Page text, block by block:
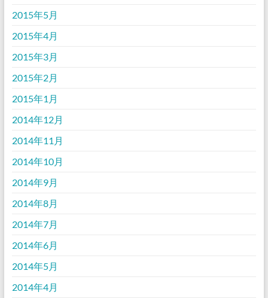
2015年5月
2015年4月
2015年3月
2015年2月
2015年1月
2014年12月
2014年11月
2014年10月
2014年9月
2014年8月
2014年7月
2014年6月
2014年5月
2014年4月